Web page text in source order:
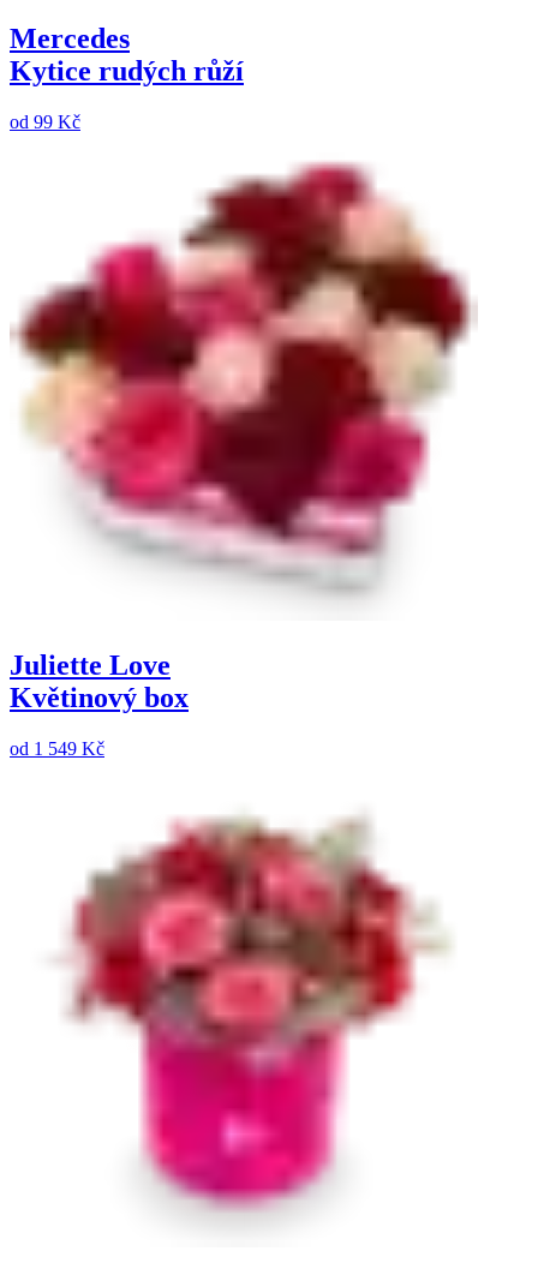
Mercedes
Kytice rudých růží
od 99 Kč
Juliette Love
Květinový box
od 1 549 Kč